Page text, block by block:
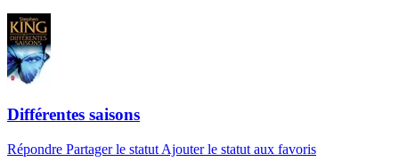
Différentes saisons
Répondre Partager le statut Ajouter le statut aux favoris